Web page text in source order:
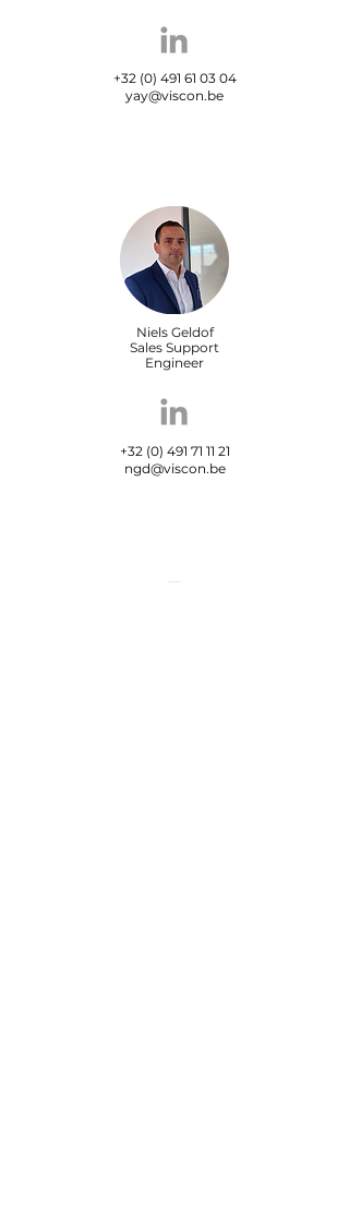
+32 (0) 491 61 03 04
yay@viscon.be
Niels Geldof
Sales Support
Engineer
+32 (0) 491 71 11 21
ngd@viscon.be